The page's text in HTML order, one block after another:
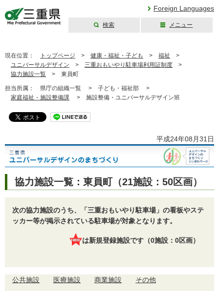
Foreign Languages
検索 メニュー
現在位置： トップページ > 健康・福祉・子ども > 福祉 >
ユニバーサルデザイン > 三重おもいやり駐車場利用証制度 >
協力施設一覧 > 東員町
担当所属： 県庁の組織一覧 > 子ども・福祉部 >
家庭福祉・施設整備課 > 施設整備・ユニバーサルデザイン班
平成24年08月31日
協力施設一覧：東員町（21施設：50区画）
次の協力施設のうち、「三重おもいやり駐車場」の看板やステ
ッカー等が掲示されている駐車場が対象となります。
は新規登録施設です（0施設：0区画）
公共施設 医療施設 商業施設 その他